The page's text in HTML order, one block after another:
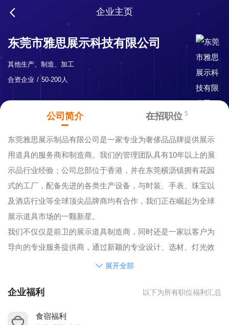
企业主页
东莞市雅思展示科技有限公司
其他生产、制造、加工
合资企业
50-200人
公司简介 在招职位 5
东莞雅思展示制品有限公司是一家专业为奢侈品品牌提供展示
用道具的服务商和制造商。我们的管理团队具有10年以上的展
示品行业经验；公司总部位于香港，并在东莞横沥镇拥有花园
式的工厂，配备先进的各类生产设备，与时装、手表、珠宝以
及酒店行业等全球顶尖品牌商均有合作，我们正在崛起为全球
展示道具市场的一颗新星。
我们不仅仅是前卫的展示道具制造商，同时还是一家以客户为
导向的专业服务提供商，通过新颖的专业设计、选材、灯光效
果，标识以及专业的装配，帮助客户迅速提升品牌形象和价
势，市场份额稳健上升；同时，配备了高效的环保设施，我们
展开全部
企业福利 以下为所有职位福利汇总
食宿福利